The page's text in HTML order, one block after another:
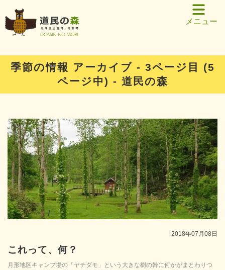
メニュー
季節の情報 アーカイブ - 3ページ目 (5
ページ中) - 道民の森
2018年07月08日
これって、何？
月形地区キャンプ場の「ヤチダモ」という大きな樹の幹に何かがまとわりつ